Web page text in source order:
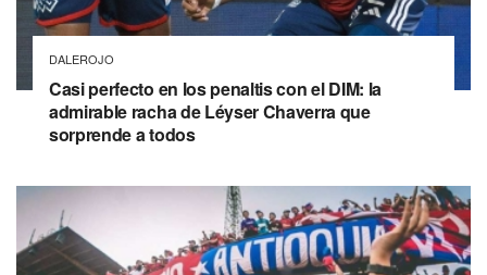
DALEROJO
Casi perfecto en los penaltis con el DIM: la
admirable racha de Léyser Chaverra que
sorprende a todos